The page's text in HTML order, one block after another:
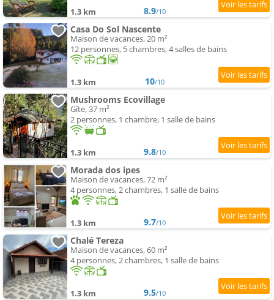
1.3 km 8.9/10
Casa Do Sol Nascente
Maison de vacances, 20 m²
12 personnes, 5 chambres, 4 salles de bains
1.3 km 10/10
Mushrooms Ecovillage
Gîte, 37 m²
2 personnes, 1 chambre, 1 salle de bains
1.3 km 9.8/10
Morada dos ipes
Maison de vacances, 72 m²
4 personnes, 2 chambres, 1 salle de bains
1.3 km 9.7/10
Chalé Tereza
Maison de vacances, 60 m²
4 personnes, 2 chambres, 1 salle de bains
1.3 km 9.5/10